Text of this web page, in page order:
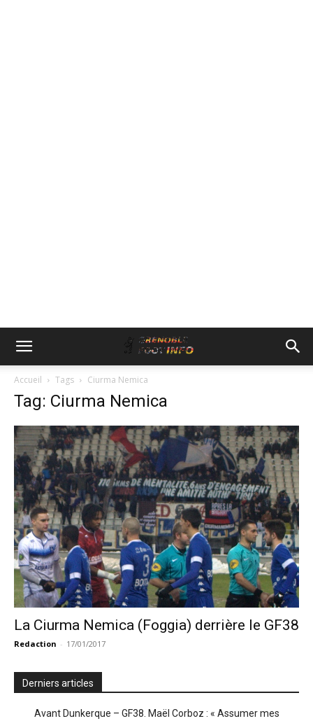
Accueil Tags Ciurma Nemica
Tag: Ciurma Nemica
La Ciurma Nemica (Foggia) derrière le GF38
Redaction - 17/01/2017
Derniers articles
Avant Dunkerque – GF38. Maël Corboz : « Assumer mes